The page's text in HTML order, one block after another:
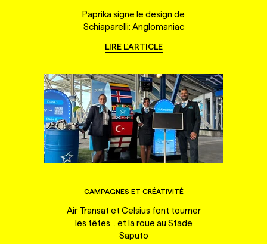
Paprika signe le design de
Schiaparelli: Anglomaniac
LIRE L'ARTICLE
CAMPAGNES ET CRÉATIVITÉ
Air Transat et Celsius font tourner
les têtes... et la roue au Stade
Saputo